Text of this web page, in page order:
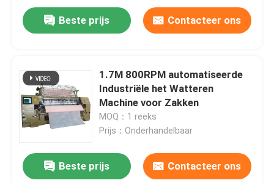
Beste prijs Contacteer ons
1.7M 800RPM automatiseerde
Industriële het Watteren
Machine voor Zakken
MOQ：1 reeks
Prijs：Onderhandelbaar
Beste prijs Contacteer ons